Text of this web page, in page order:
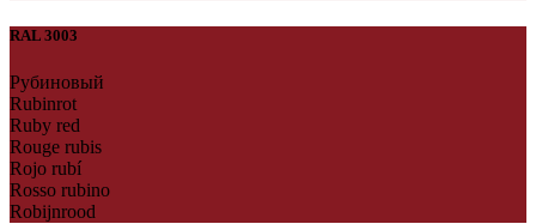
RAL 3003
Рубиновый
Rubinrot
Ruby red
Rouge rubis
Rojo rubí
Rosso rubino
Robijnrood